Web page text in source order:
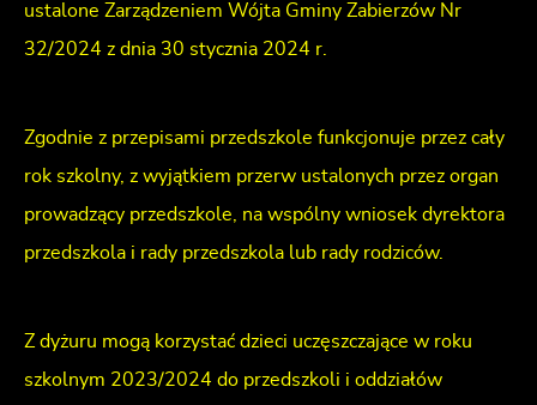
ustalone Zarządzeniem Wójta Gminy Zabierzów Nr
32/2024 z dnia 30 stycznia 2024 r.
Zgodnie z przepisami przedszkole funkcjonuje przez cały
rok szkolny, z wyjątkiem przerw ustalonych przez organ
prowadzący przedszkole, na wspólny wniosek dyrektora
przedszkola i rady przedszkola lub rady rodziców.
Z dyżuru mogą korzystać dzieci uczęszczające w roku
szkolnym 2023/2024 do przedszkoli i oddziałów